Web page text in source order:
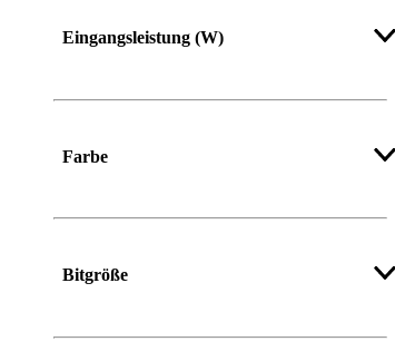
Eingangsleistung (W)
Farbe
Bitgröße